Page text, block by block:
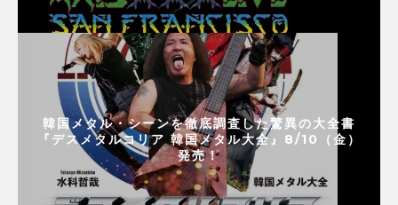
韓国メタル・シーンを徹底調査した驚異の大全書
『デスメタルコリア 韓国メタル大全』8/10（金）
発売！